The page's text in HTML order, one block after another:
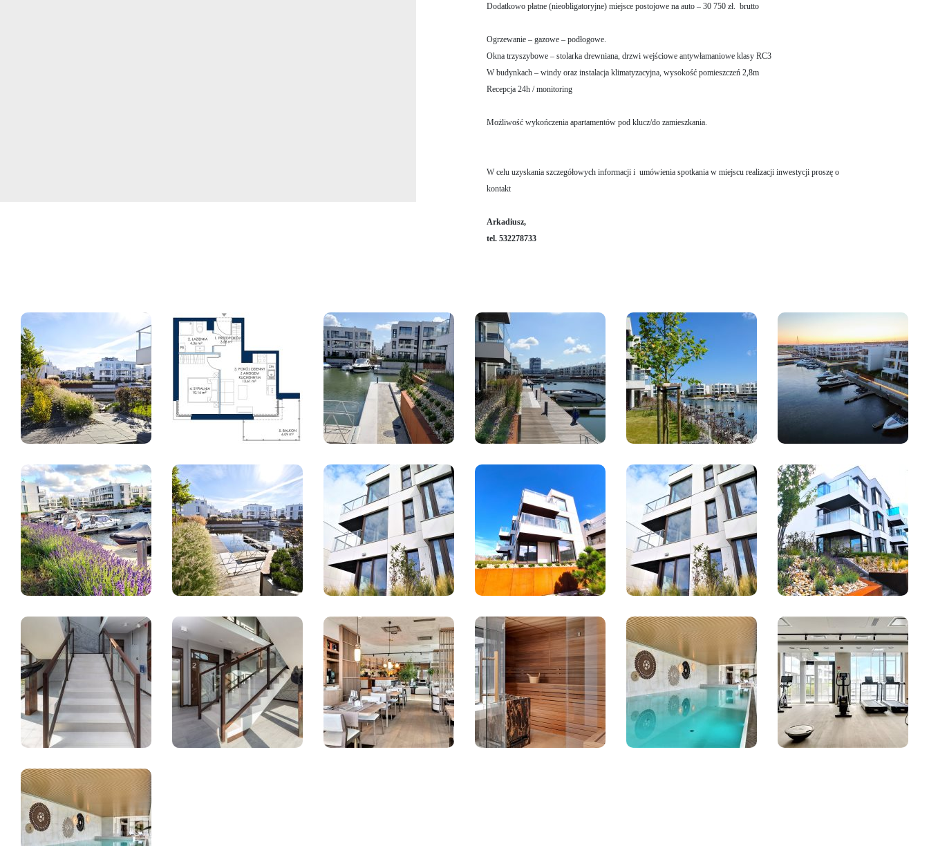
Dodatkowo płatne (nieobligatoryjne) miejsce postojowe na auto – 30 750 zł. brutto
Ogrzewanie – gazowe – podłogowe.
Okna trzyszybowe – stolarka drewniana, drzwi wejściowe antywłamaniowe klasy RC3
W budynkach – windy oraz instalacja klimatyzacyjna, wysokość pomieszczeń 2,8m
Recepcja 24h / monitoring
Możliwość wykończenia apartamentów pod klucz/do zamieszkania.
W celu uzyskania szczegółowych informacji i umówienia spotkania w miejscu realizacji inwestycji proszę o
kontakt
Arkadiusz,
tel. 532278733